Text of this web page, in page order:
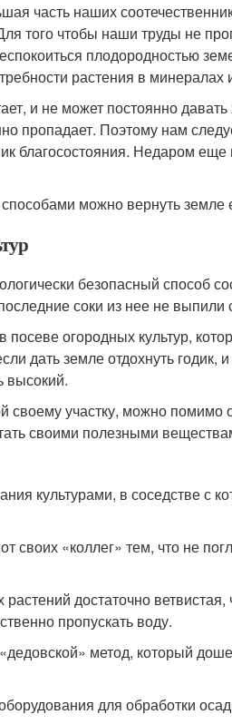
часть наших
того чтобы наши труды не
плодородностью
растения в минералах
и не может постоянно
пропадает. Поэтому нам
благосостояния. Недаром
можно вернуть земле
безопасный способ
соки из нее не выпили
посеве огородных культур,
дать земле отдохнуть годик,
высокий.
своему участку, можно
своими полезными
культурами, в соседстве с
своих «коллег» тем, что не
достаточно
пропускать воду.
метод, который
для обработки